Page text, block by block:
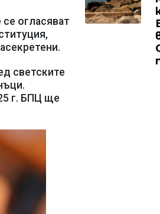
огласяват
светските
г. БПЦ ще